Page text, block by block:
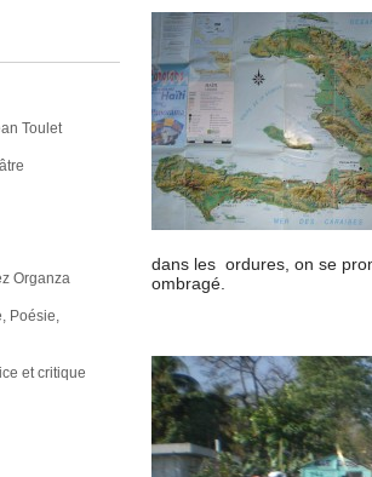
Toulet
Organza
Poésie,
et critique
dans les ordures, on se
ombragé.